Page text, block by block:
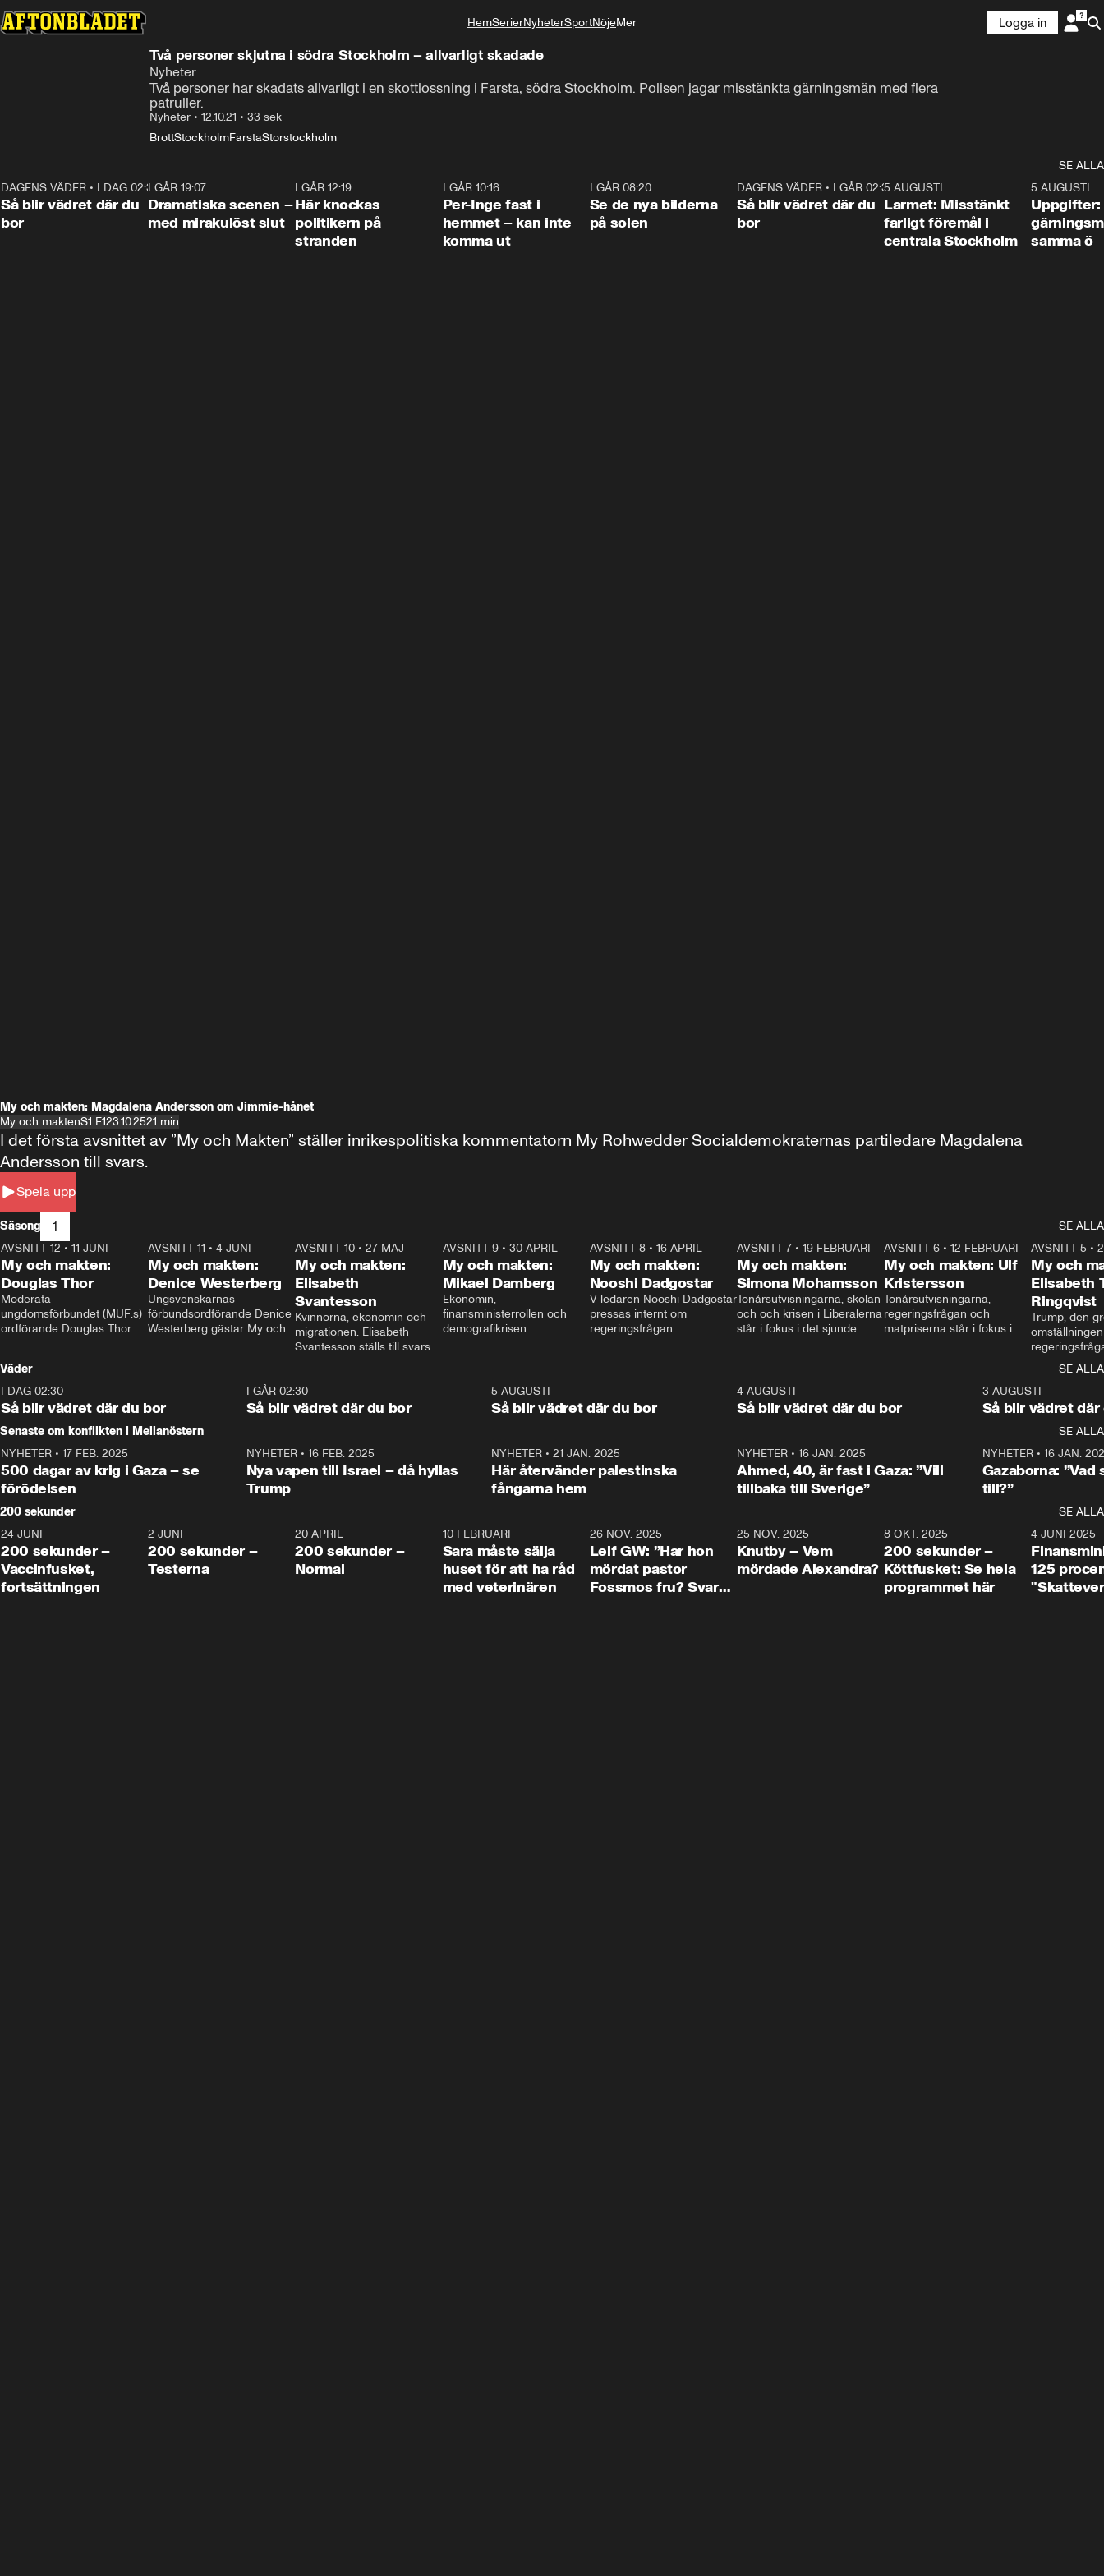
HemSerierNyheterSportNöjeMer
Logga in
Två personer skjutna i södra Stockholm – allvarligt skadade
Nyheter
Två personer har skadats allvarligt i en skottlossning i Farsta, södra Stockholm. Polisen jagar misstänkta gärningsmän med flera
patruller.
Nyheter • 12.10.21 • 33 sek
BrottStockholmFarstaStorstockholm
SE ALLA
1:06
DAGENS VÄDER • I DAG 02:30
Så blir vädret där du
bor
I GÅR 19:07
Dramatiska scenen –
med mirakulöst slut
I GÅR 12:19
Här knockas
politikern på
stranden
I GÅR 10:16
Per-Inge fast i
hemmet – kan inte
komma ut
I GÅR 08:20
Se de nya bilderna
på solen
1:06
DAGENS VÄDER• I GÅR 02:30
Så blir vädret där du
bor
0:35
5 AUGUSTI
Larmet: Misstänkt
farligt föremål i
centrala Stockholm
5 AUGUSTI
Uppgifter:
samma ö
My och makten: Magdalena Andersson om Jimmie-hånet
My och maktenS1 E123.10.2521 min
Spela upp
I det första avsnittet av ”My och Makten” ställer inrikespolitiska kommentatorn My Rohwedder Socialdemokraternas partiledare Magdalena
Andersson till svars.
Säsong 1
SE ALLA
26:27
AVSNITT 12 • 11 JUNI
My och makten:
Douglas Thor
Moderata
ungdomsförbundet (MUF:s)
ordförande Douglas Thor
tonårsutvisningarna och hur
Moderaterna ska locka
väljare till valet i höst.
23:40
AVSNITT 11 •4 JUNI
My och makten:
Denice Westerberg
Ungsvenskarnas
förbundsordförande Denice
Westerberg gästar My och
AVSNITT 10 •27 MAJ
My och makten:
Elisabeth
Svantesson
Kvinnorna, ekonomin och
migrationen. Elisabeth
Svantesson ställs till svars
AVSNITT 9• 30 APRIL
My och makten:
Mikael Damberg
Ekonomin,
finansministerrollen och
demografikrisen.
och Makten.
AVSNITT 8• 16 APRIL
My och makten:
Nooshi Dadgostar
V-ledaren Nooshi Dadgostar
pressas internt om
regeringsfrågan.
– Vi ställer upp i val. Ska vi
vara med så sitter vi förstås
24:30
AVSNITT 7• 19 FEBRUARI
My och makten:
Simona Mohamsson
Tonårsutvisningarna, skolan
och och krisen i Liberalerna
står i fokus i det sjunde
kommentator My
Rohwedder ställer
utbildnings- och
Mohamsson till svars.
27:30
AVSNITT 6 •12 FEBRUARI
My och makten: Ulf
Kristersson
Tonårsutvisningarna,
regeringsfrågan och
matpriserna står i fokus i
Rohwedder ställer
statsminister Ulf Kristersson
AVSNITT 5 •
My och
Elisabeth
Ringqvist
Trump, den
centrum i
avsnittet av
Makten”. Se
Aftonbladets
Rohwedder
Thand Ring
Väder
SE ALLA
I DAG 02:30
Så blir vädret där du bor
1:06
I GÅR 02:30
Så blir vädret där du bor
5 AUGUSTI
Så blir vädret där du bor
4 AUGUSTI
Så blir vädret där du bor
3 AUGUSTI
Så blir vädret där
Senaste om konflikten i Mellanöstern
SE ALLA
NYHETER • 17 FEB. 2025
500 dagar av krig i Gaza – se
förödelsen
NYHETER• 16 FEB. 2025
Nya vapen till Israel – då hyllas
Trump
NYHETER •21 JAN. 2025
Här återvänder palestinska
fångarna hem
NYHETER• 16 JAN. 2025
Ahmed, 40, är fast i Gaza: ”Vill
tillbaka till Sverige”
NYHETER• 16 JAN.
Gazaborna:
till?”
200 sekunder
SE ALLA
5:00
24 JUNI
200 sekunder –
Vaccinfusket,
fortsättningen
4:23
2 JUNI
200 sekunder –
Testerna
20 APRIL
200 sekunder –
Normal
10 FEBRUARI
Sara måste sälja
huset för att ha råd
med veterinären
26 NOV. 2025
Leif GW: ”Har hon
mördat pastor
Fossmos fru? Svar
31:05
25 NOV. 2025
Knutby – Vem
mördade Alexandra?
4:29
8 OKT. 2025
200 sekunder –
Köttfusket: Se hela
programmet här
4 JUNI 2025
125